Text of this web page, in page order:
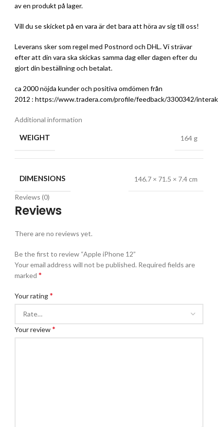
av en produkt på lager.
Vill du se skicket på en vara är det bara att höra av sig till oss!
Leverans sker som regel med Postnord och DHL. Vi strävar
efter att din vara ska skickas samma dag eller dagen efter du
gjort din beställning och betalat.
ca 2000 nöjda kunder och positiva omdömen från
2012 : https://www.tradera.com/profile/feedback/3300342/
Additional information
WEIGHT 164 g
DIMENSIONS 146.7 × 71.5 × 7.4 cm
Reviews (0)
Reviews
There are no reviews yet.
Be the first to review “Apple iPhone 12”
Your email address will not be published. Required fields are
marked *
Your rating*
Your review*